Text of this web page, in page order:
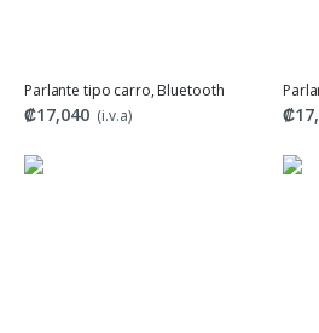
Parlante tipo carro, Bluetooth
₡17,040 (i.v.a)